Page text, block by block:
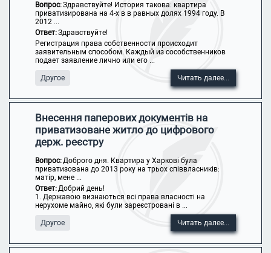
Вопрос:Здравствуйте! История такова: квартира
приватизирована на 4-х в в равных долях 1994 году. В
2012 ...
Ответ:Здравствуйте!
Регистрация права собственности происходит
заявительным способом. Каждый из сособственников
подает заявление лично или его ...
Другое Читать далее...
Внесення паперових документів на
приватизоване житло до цифрового
держ. реєстру
Вопрос:Доброго дня. Квартира у Харкові була
приватизована до 2013 року на трьох співвласників:
матір, мене ...
Ответ:Добрий день!
1. Державою визнаються всі права власності на
нерухоме майно, які були зареєстровані в ...
Другое Читать далее...